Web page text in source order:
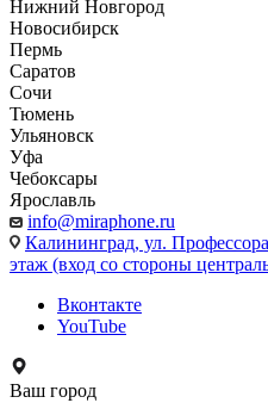
Нижний Новгород
Новосибирск
Пермь
Саратов
Сочи
Тюмень
Ульяновск
Уфа
Чебоксары
Ярославль
info@miraphone.ru
Калининград, ул.
этаж (вход со стороны
Вконтакте
YouTube
Ваш город